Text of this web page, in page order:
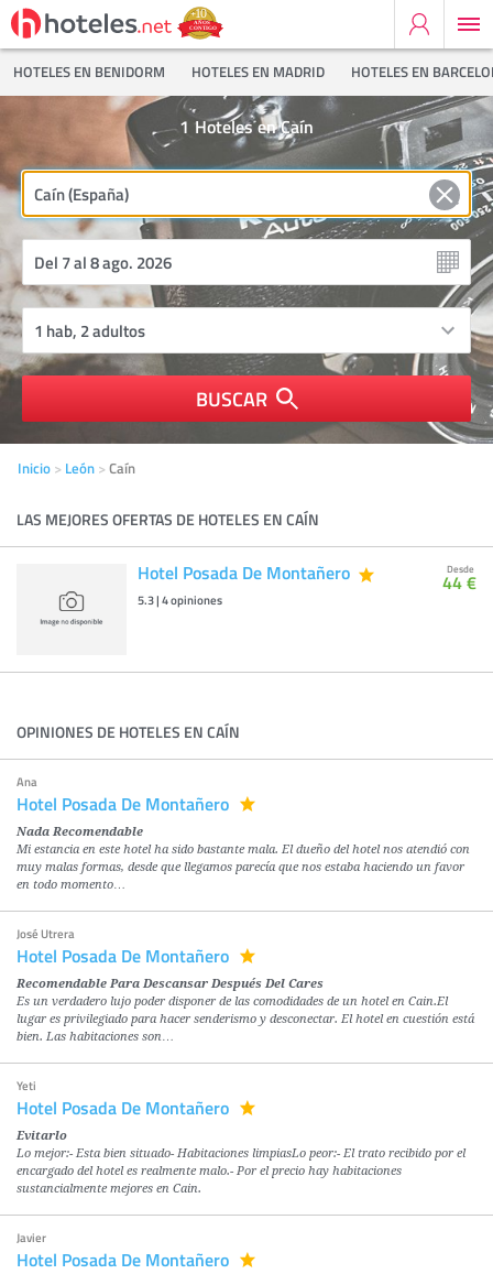
HOTELES EN BENIDORM HOTELES EN MADRID HOTELES EN
Hoteles en Caín
1
BUSCAR
Inicio León Caín
LAS MEJORES OFERTAS DE HOTELES EN CAÍN
Hotel Posada De Montañero
5.3|4opiniones
Desde
44 €
OPINIONES DE HOTELES EN CAÍN
Ana
Hotel Posada De Montañero
Nada Recomendable
Mi estancia en este hotel ha sido bastante mala. El dueño del hotel nos atendió con
muy malas formas, desde que llegamos parecía que nos estaba haciendo un favor
en todo momento…
José Utrera
Hotel Posada De Montañero
Recomendable Para Descansar Después Del Cares
Es un verdadero lujo poder disponer de las comodidades de un hotel en Cain.El
lugar es privilegiado para hacer senderismo y desconectar. El hotel en cuestión está
bien. Las habitaciones son…
Yeti
Hotel Posada De Montañero
Evitarlo
Lo mejor:- Esta bien situado- Habitaciones limpiasLo peor:- El trato recibido por el
encargado del hotel es realmente malo.- Por el precio hay habitaciones
sustancialmente mejores en Cain.
Javier
Hotel Posada De Montañero